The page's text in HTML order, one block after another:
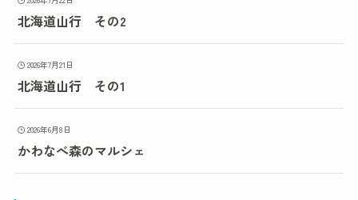
北海道山行 その2
2026年7月21日
北海道山行 その1
2026年6月8日
かわなべ森のマルシェ